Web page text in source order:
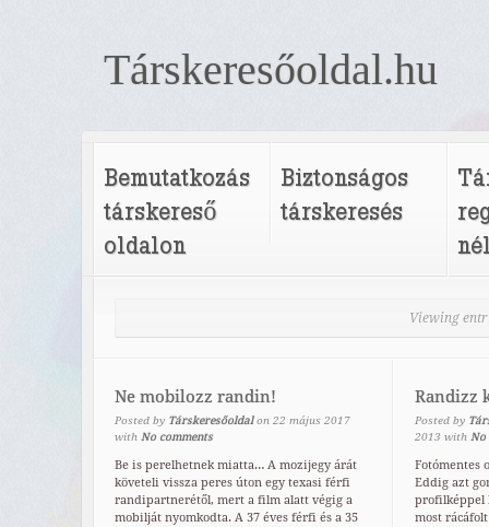
Társkeresőoldal.hu
Bemutatkozás
társkereső
oldalon
Biztonságos
társkeresés
Viewing
Ne mobilozz randin!
Posted by Társkeresőoldal on 22 május 2017
with No comments
Be is perelhetnek miatta… A mozijegy árát
követeli vissza peres úton egy texasi férfi
randipartnerétől, mert a film alatt végig a
mobilját nyomkodta. A 37 éves férfi és a 35
Randizz
Posted by
2013 with No
Fotómentes
Eddig azt
profilképpel
most